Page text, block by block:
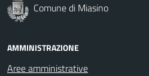
Comune di Miasino
AMMINISTRAZIONE
Aree amministrative